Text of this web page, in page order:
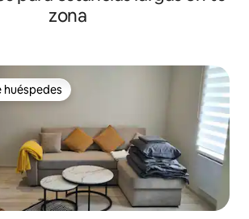
zona
Favorito entre huéspedes
huéspedes